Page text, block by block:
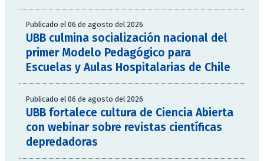
Publicado el 06 de agosto del 2026
UBB culmina socialización nacional del
primer Modelo Pedagógico para
Escuelas y Aulas Hospitalarias de Chile
Publicado el 06 de agosto del 2026
UBB fortalece cultura de Ciencia Abierta
con webinar sobre revistas científicas
depredadoras